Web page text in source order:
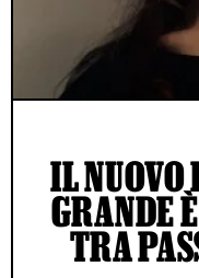
IL
GRANDE
TRA